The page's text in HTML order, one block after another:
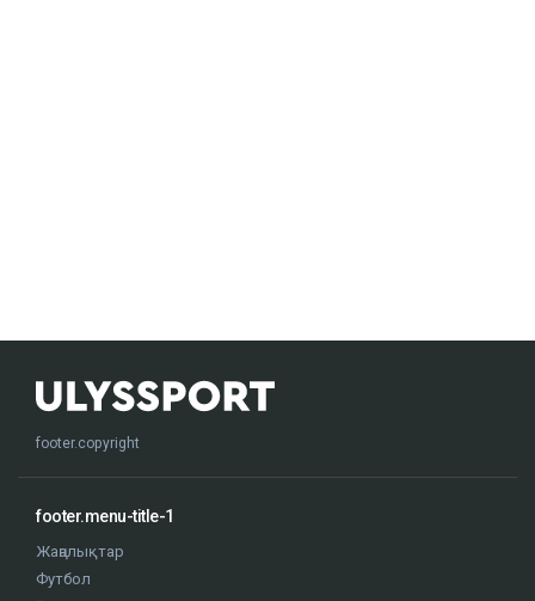
footer.copyright
footer.menu-title-1
Жаңалықтар
Футбол